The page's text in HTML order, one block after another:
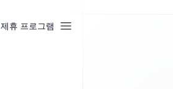
제휴 프로그램